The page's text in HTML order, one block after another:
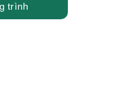
trình